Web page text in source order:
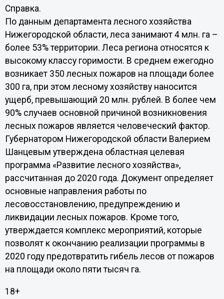
Справка.
По данным департамента лесного хозяйства
Нижегородской области, леса занимают 4 млн. га –
более 53% территории. Леса региона относятся к
высокому классу горимости. В среднем ежегодно
возникает 350 лесных пожаров на площади более
300 га, при этом лесному хозяйству наносится
ущерб, превышающий 20 млн. рублей. В более чем
90% случаев основной причиной возникновения
лесных пожаров является человеческий фактор.
Губернатором Нижегородской области Валерием
Шанцевым утверждена областная целевая
программа «Развитие лесного хозяйства»,
рассчитанная до 2020 года. Документ определяет
основные направления работы по
лесовосстановлению, предупреждению и
ликвидации лесных пожаров. Кроме того,
утверждается комплекс мероприятий, которые
позволят к окончанию реализации программы в
2020 году предотвратить гибель лесов от пожаров
на площади около пяти тысяч га.
18+